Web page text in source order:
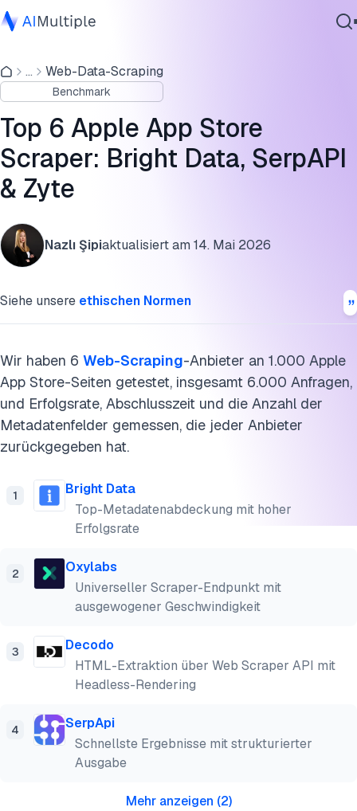
Agentische KI
Cybersicherheit
Daten
Unternehmenssoftware
Dienstleistungen
Kontaktieren
... Web-Data-Scraping
Benchmark
Top 6 Apple App Store
Scraper: Bright Data, SerpAPI
& Zyte
Nazlı Şipiaktualisiert am 14. Mai 2026
Siehe unsere ethischen Normen
Wir haben 6 Web-Scraping-Anbieter an 1.000 Apple
App Store-Seiten getestet, insgesamt 6.000 Anfragen,
und Erfolgsrate, Abschlusszeit und die Anzahl der
Metadatenfelder gemessen, die jeder Anbieter
zurückgegeben hat.
1
Bright Data
Top-Metadatenabdeckung mit hoher
Erfolgsrate
2
Oxylabs
Universeller Scraper-Endpunkt mit
ausgewogener Geschwindigkeit
3
Decodo
HTML-Extraktion über Web Scraper API mit
Headless-Rendering
4
SerpApi
Schnellste Ergebnisse mit strukturierter
Ausgabe
Mehr anzeigen (2)
Datenfelder, die Sie aus dem App Store scrapen können
FAQs
Zitieren Sie diesen Benchmark